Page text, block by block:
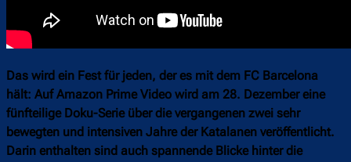
Das wird ein Fest für jeden, der es mit dem FC Barcelona
hält: Auf Amazon Prime Video wird am 28. Dezember eine
fünfteilige Doku-Serie über die vergangenen zwei sehr
bewegten und intensiven Jahre der Katalanen veröffentlicht.
Darin enthalten sind auch spannende Blicke hinter die